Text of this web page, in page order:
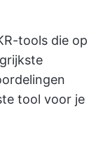
tools die op
tool voor je